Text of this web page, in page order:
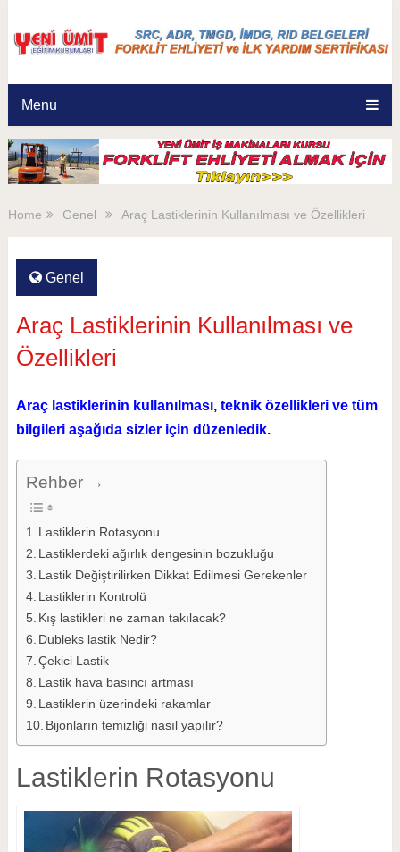
Menu
Home Genel Araç Lastiklerinin Kullanılması ve Özellikleri
Genel
Araç Lastiklerinin Kullanılması ve
Özellikleri
Araç lastiklerinin kullanılması, teknik özellikleri ve tüm
bilgileri aşağıda sizler için düzenledik.
Rehber →
Lastiklerin Rotasyonu
Lastiklerdeki ağırlık dengesinin bozukluğu
Lastik Değiştirilirken Dikkat Edilmesi Gerekenler
Lastiklerin Kontrolü
Kış lastikleri ne zaman takılacak?
Dubleks lastik Nedir?
Çekici Lastik
Lastik hava basıncı artması
Lastiklerin üzerindeki rakamlar
Bijonların temizliği nasıl yapılır?
Lastiklerin Rotasyonu